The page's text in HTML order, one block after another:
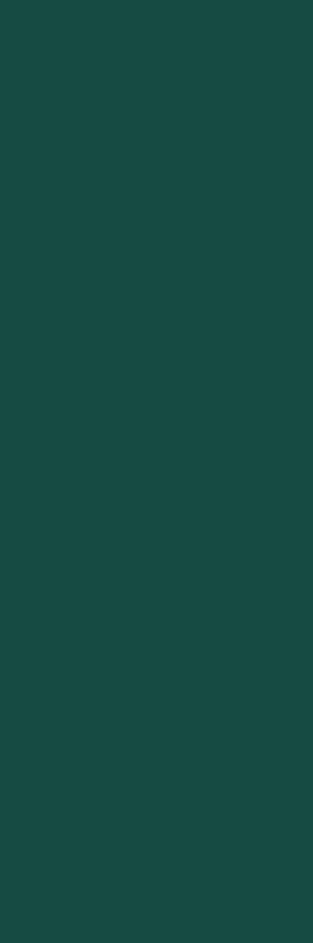
A monumentális, lélegzetelállító öblöktől az egészen kis
Sok nyaraló számára fontos, hogy Kefalónia
zsúfoltság, és a strandok magas száma miatt miatt a
A
A Myrtos beach Kefalónia legszebb strandjainak egyike, mely
is ezzel a páratlan fekvésű öböllel mutatja be: Myrtos beach
A Petani beach Kefalonia sziget egyik leginkább karibi
nyugati oldalán, a Paliki-félszigeten fekvő strand lenyűgöző